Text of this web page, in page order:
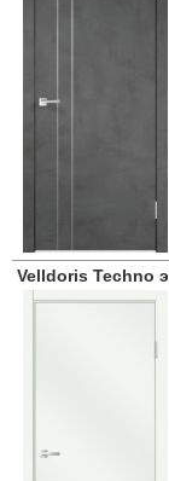
Velldoris Techno